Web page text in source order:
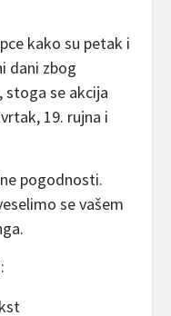
kako su petak i
dani zbog
stoga se akcija
19. rujna i
pogodnosti.
se vašem